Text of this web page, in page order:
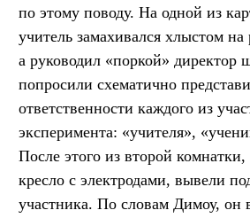
по этому поводу. На одной из
учитель замахивался хлыстом на
а руководил «поркой»
попросили схематично
ответственности каждого из
эксперимента: «учителя»,
После этого из второй комнатки,
кресло с электродами, вывели
участника. По словам Димоу, он